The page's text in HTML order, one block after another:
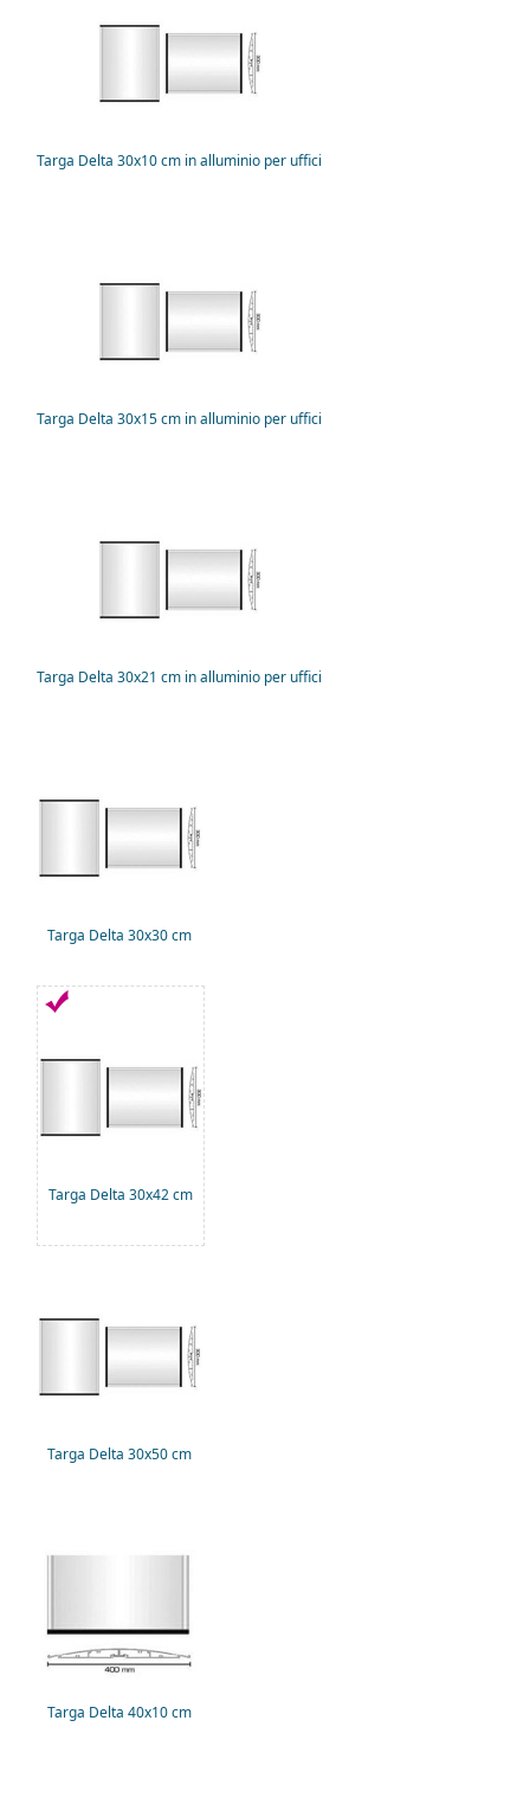
Targa Delta 30x10 cm in alluminio per uffici
Targa Delta 30x15 cm in alluminio per uffici
Targa Delta 30x21 cm in alluminio per uffici
Targa Delta 30x30 cm
Targa Delta 30x42 cm
Targa Delta 30x50 cm
Targa Delta 40x10 cm